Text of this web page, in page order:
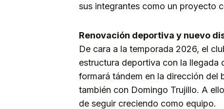
sus integrantes como un proyecto
Renovación deportiva y nuevo
De cara a la temporada 2026, el
estructura deportiva con la llegada
formará tándem en la dirección del
también con Domingo Trujillo. A
de seguir creciendo como equipo.